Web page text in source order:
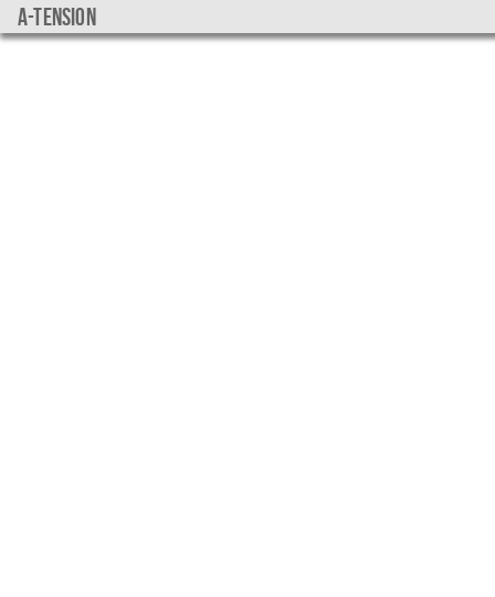
a-tension